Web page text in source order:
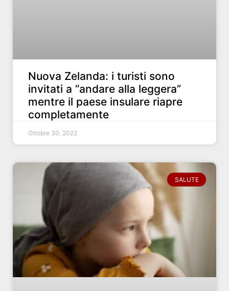
Nuova Zelanda: i turisti sono
invitati a “andare alla leggera”
mentre il paese insulare riapre
completamente
Ottobre 30, 2022
SALUTE